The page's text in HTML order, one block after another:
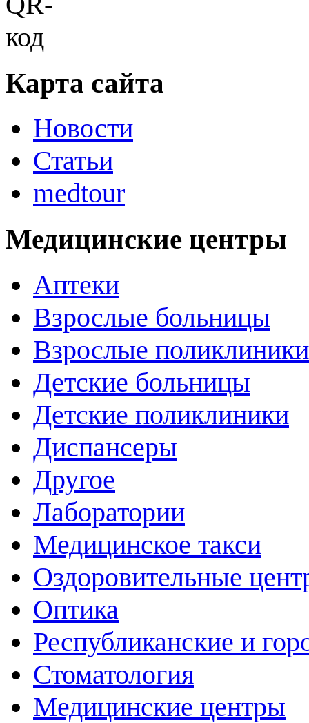
Карта сайта
Новости
Статьи
medtour
Медицинские центры
Аптеки
Взрослые больницы
Взрослые поликлиники
Детские больницы
Детские поликлиники
Диспансеры
Другое
Лаборатории
Медицинское такси
Оздоровительные
Оптика
Республиканские и
Стоматология
Медицинские центры